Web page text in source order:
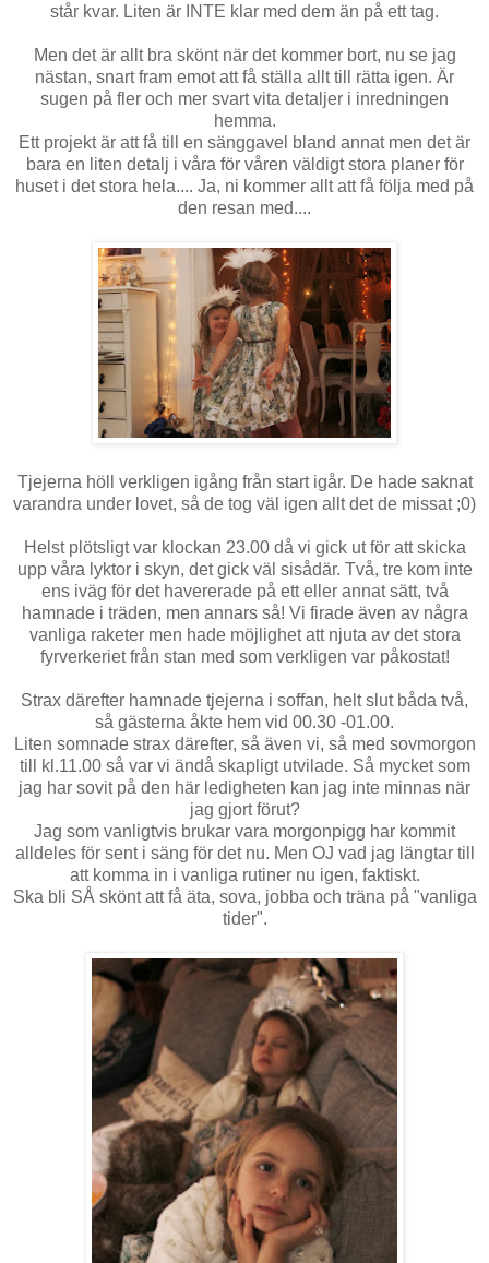
står kvar. Liten är INTE klar med dem än på ett tag.
Men det är allt bra skönt när det kommer bort, nu se jag
nästan, snart fram emot att få ställa allt till rätta igen. Är
sugen på fler och mer svart vita detaljer i inredningen
hemma.
Ett projekt är att få till en sänggavel bland annat men det är
bara en liten detalj i våra för våren väldigt stora planer för
huset i det stora hela.... Ja, ni kommer allt att få följa med på
den resan med....
Tjejerna höll verkligen igång från start igår. De hade saknat
varandra under lovet, så de tog väl igen allt det de missat ;0)
Helst plötsligt var klockan 23.00 då vi gick ut för att skicka
upp våra lyktor i skyn, det gick väl sisådär. Två, tre kom inte
ens iväg för det havererade på ett eller annat sätt, två
hamnade i träden, men annars så! Vi firade även av några
vanliga raketer men hade möjlighet att njuta av det stora
fyrverkeriet från stan med som verkligen var påkostat!
Strax därefter hamnade tjejerna i soffan, helt slut båda två,
så gästerna åkte hem vid 00.30 -01.00.
Liten somnade strax därefter, så även vi, så med sovmorgon
till kl.11.00 så var vi ändå skapligt utvilade. Så mycket som
jag har sovit på den här ledigheten kan jag inte minnas när
jag gjort förut?
Jag som vanligtvis brukar vara morgonpigg har kommit
alldeles för sent i säng för det nu. Men OJ vad jag längtar till
att komma in i vanliga rutiner nu igen, faktiskt.
Ska bli SÅ skönt att få äta, sova, jobba och träna på "vanliga
tider".